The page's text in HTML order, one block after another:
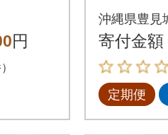
円
め合わ
3回
沖縄県豊見
寄付金額
定期便